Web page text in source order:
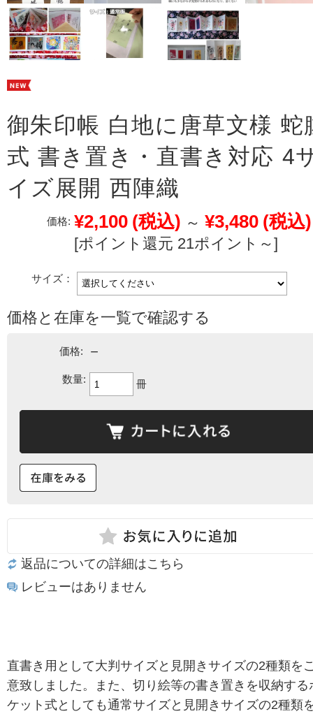
御朱印帳 白地に唐草文様 蛇
式 書き置き・直書き対応 4
イズ展開 西陣織
価格: ¥2,100 (税込) ～ ¥3,480 (税込)
[ポイント還元 21ポイント～]
サイズ：
価格と在庫を一覧で確認する
価格: －
数量: 冊
返品についての詳細はこちら
レビューはありません
直書き用として大判サイズと見開きサイズの2種類を
意致しました。また、切り絵等の書き置きを収納する
ケット式としても通常サイズと見開きサイズの2種類